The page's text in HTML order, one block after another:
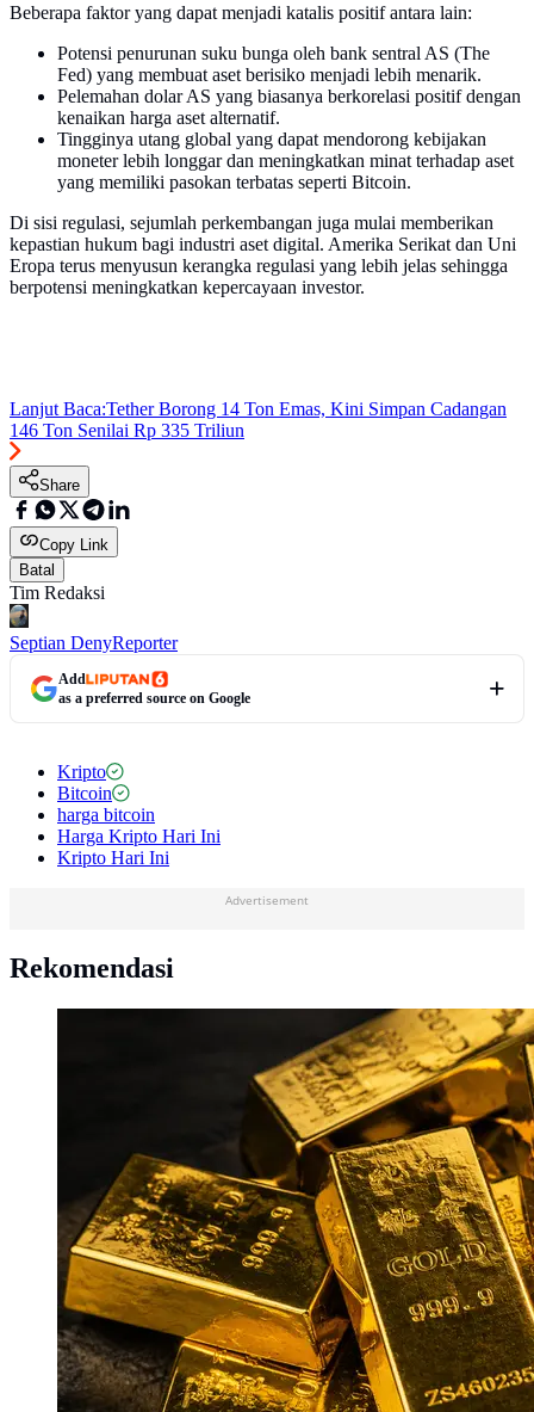
Beberapa faktor yang dapat menjadi katalis positif antara lain:
Potensi penurunan suku bunga oleh bank sentral AS (The
Fed) yang membuat aset berisiko menjadi lebih menarik.
Pelemahan dolar AS yang biasanya berkorelasi positif dengan
kenaikan harga aset alternatif.
Tingginya utang global yang dapat mendorong kebijakan
moneter lebih longgar dan meningkatkan minat terhadap aset
yang memiliki pasokan terbatas seperti Bitcoin.
Di sisi regulasi, sejumlah perkembangan juga mulai memberikan
kepastian hukum bagi industri aset digital. Amerika Serikat dan Uni
Eropa terus menyusun kerangka regulasi yang lebih jelas sehingga
berpotensi meningkatkan kepercayaan investor.
Lanjut Baca:Tether Borong 14 Ton Emas, Kini Simpan Cadangan
146 Ton Senilai Rp 335 Triliun
Share
Copy Link
Batal
Tim Redaksi
Septian DenyReporter
Add
as a preferred source on Google
Kripto
Bitcoin
harga bitcoin
Harga Kripto Hari Ini
Kripto Hari Ini
Advertisement
Rekomendasi